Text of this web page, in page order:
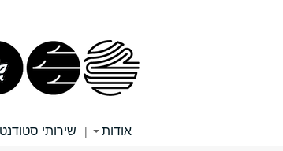
אודות | שירותי